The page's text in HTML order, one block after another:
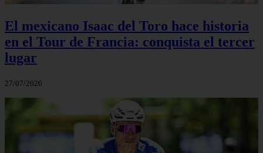
El mexicano Isaac del Toro hace historia
en el Tour de Francia: conquista el tercer
lugar
27/07/2026